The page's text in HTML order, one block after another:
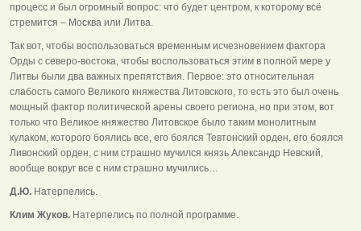
процесс и был огромный вопрос: что будет центром, к которому всё
стремится – Москва или Литва.
Так вот, чтобы воспользоваться временным исчезновением фактора
Орды с северо-востока, чтобы воспользоваться этим в полной мере у
Литвы были два важных препятствия. Первое: это относительная
слабость самого Великого княжества Литовского, то есть это был очень
мощный фактор политической арены своего региона, но при этом, вот
только что Великое княжество Литовское было таким монолитным
кулаком, которого боялись все, его боялся Тевтонский орден, его боялся
Ливонский орден, с ним страшно мучился князь Александр Невский,
вообще вокруг все с ним страшно мучились…
Д.Ю. Натерпелись.
Клим Жуков. Натерпелись по полной программе.